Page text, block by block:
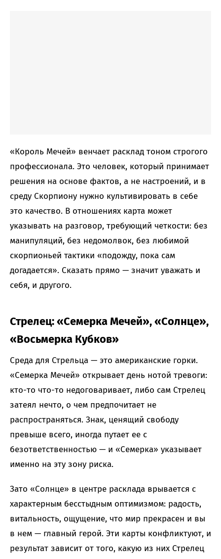
«Король Мечей» венчает расклад тоном строгого
профессионала. Это человек, который принимает
решения на основе фактов, а не настроений, и в
среду Скорпиону нужно культивировать в себе
это качество. В отношениях карта может
указывать на разговор, требующий четкости: без
манипуляций, без недомолвок, без любимой
скорпионьей тактики «подожду, пока сам
догадается». Сказать прямо — значит уважать и
себя, и другого.
Стрелец: «Семерка Мечей», «Солнце»,
«Восьмерка Кубков»
Среда для Стрельца — это американские горки.
«Семерка Мечей» открывает день нотой тревоги:
кто-то что-то недоговаривает, либо сам Стрелец
затеял нечто, о чем предпочитает не
распространяться. Знак, ценящий свободу
превыше всего, иногда путает ее с
безответственностью — и «Семерка» указывает
именно на эту зону риска.
Зато «Солнце» в центре расклада врывается с
характерным бесстыдным оптимизмом: радость,
витальность, ощущение, что мир прекрасен и вы
в нем — главный герой. Эти карты конфликтуют, и
результат зависит от того, какую из них Стрелец